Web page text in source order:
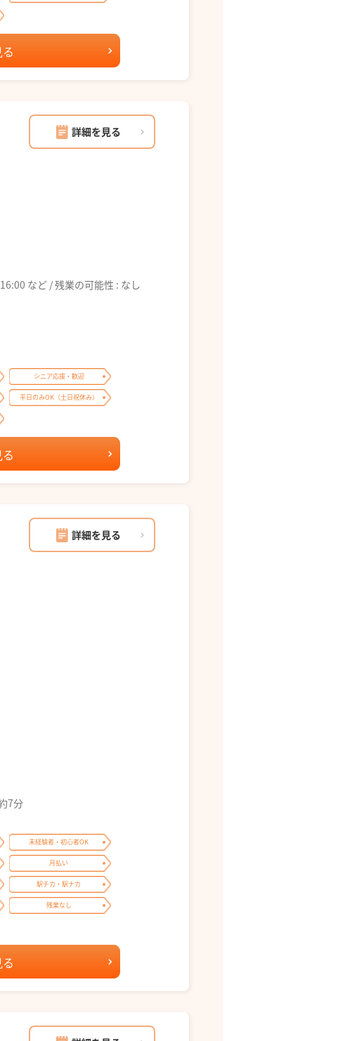
詳細を見る
など / 残業の可能性 : なし
シニア応援・歓迎
平日のみOK（土日祝休み）
詳細を見る
7分
未経験者・初心者OK
月払い
駅チカ・駅ナカ
残業なし